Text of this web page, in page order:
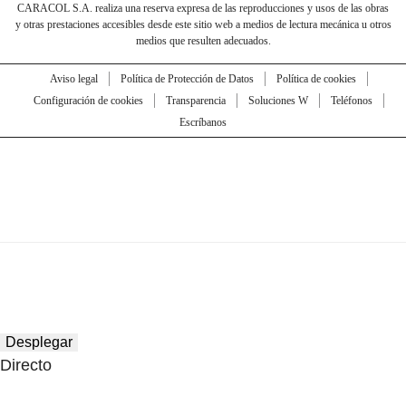
CARACOL S.A. realiza una reserva expresa de las reproducciones y usos de las obras
y otras prestaciones accesibles desde este sitio web a medios de lectura mecánica u otros
medios que resulten adecuados.
Aviso legal Política de Protección de Datos
Política de cookies
Configuración de cookies
Transparencia Soluciones W
Teléfonos
Escríbanos
Desplegar
Directo